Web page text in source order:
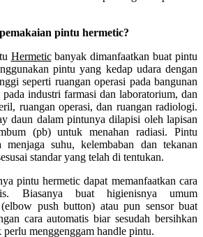
pintu hermetic?
Hermeticbanyak dimanfaatkan buat pintu
pintu yang kedap udara dengan
seperti ruangan operasi pada bangunan
industri farmasi dan laboratorium, dan
ruangan operasi, dan ruangan radiologi.
daun dalam pintunya dilapisi oleh lapisan
(pb) untuk menahan radiasi. Pintu
suhu, kelembaban dan tekanan
standar yang telah di tentukan.
pintu hermetic dapat memanfaatkan cara
Biasanya buat higienisnya umum
push button) atau pun sensor buat
cara automatis biar sesudah bersihkan
perlu menggenggam handle pintu.